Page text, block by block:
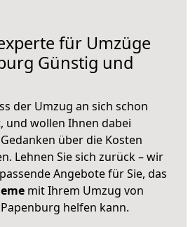
für Umzüge
Günstig und
der Umzug an sich schon
und wollen Ihnen dabei
über die Kosten
Lehnen Sie sich zurück – wir
Angebote für Sie, das
mit Ihrem Umzug von
helfen kann.